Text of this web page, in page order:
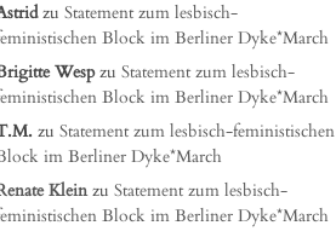
zu Statement zum lesbisch-
Block im Berliner Dyke*March
Wespzu Statement zum lesbisch-
Block im Berliner Dyke*March
zu Statement zum lesbisch-feministischen
im Berliner Dyke*March
Kleinzu Statement zum lesbisch-
Block im Berliner Dyke*March